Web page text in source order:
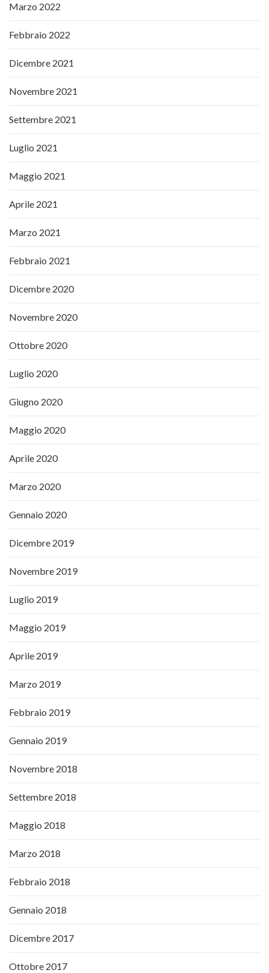
Marzo 2022
Febbraio 2022
Dicembre 2021
Novembre 2021
Settembre 2021
Luglio 2021
Maggio 2021
Aprile 2021
Marzo 2021
Febbraio 2021
Dicembre 2020
Novembre 2020
Ottobre 2020
Luglio 2020
Giugno 2020
Maggio 2020
Aprile 2020
Marzo 2020
Gennaio 2020
Dicembre 2019
Novembre 2019
Luglio 2019
Maggio 2019
Aprile 2019
Marzo 2019
Febbraio 2019
Gennaio 2019
Novembre 2018
Settembre 2018
Maggio 2018
Marzo 2018
Febbraio 2018
Gennaio 2018
Dicembre 2017
Ottobre 2017